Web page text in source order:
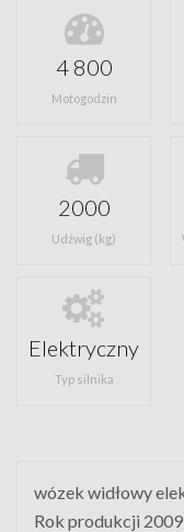
4 800
Motogodzin
2000
Udźwig (kg)
Elektryczny
Typ silnika
wózek widłowy
Rok produkcji 2009